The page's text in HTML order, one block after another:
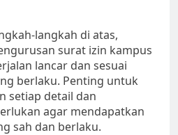
langkah di atas,
surat izin kampus
lancar dan sesuai
berlaku. Penting untuk
setiap detail dan
agar mendapatkan
sah dan berlaku.